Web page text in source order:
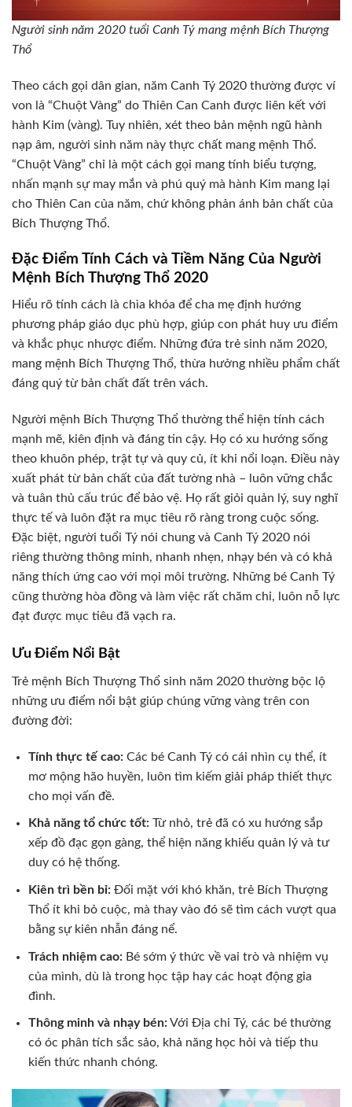
Người sinh năm 2020 tuổi Canh Tý mang mệnh Bích Thượng
Thổ
Theo cách gọi dân gian, năm Canh Tý 2020 thường được ví
von là “Chuột Vàng” do Thiên Can Canh được liên kết với
hành Kim (vàng). Tuy nhiên, xét theo bản mệnh ngũ hành
nạp âm, người sinh năm này thực chất mang mệnh Thổ.
“Chuột Vàng” chỉ là một cách gọi mang tính biểu tượng,
nhấn mạnh sự may mắn và phú quý mà hành Kim mang lại
cho Thiên Can của năm, chứ không phản ánh bản chất của
Bích Thượng Thổ.
Đặc Điểm Tính Cách và Tiềm Năng Của Người
Mệnh Bích Thượng Thổ 2020
Hiểu rõ tính cách là chìa khóa để cha mẹ định hướng
phương pháp giáo dục phù hợp, giúp con phát huy ưu điểm
và khắc phục nhược điểm. Những đứa trẻ sinh năm 2020,
mang mệnh Bích Thượng Thổ, thừa hưởng nhiều phẩm chất
đáng quý từ bản chất đất trên vách.
Người mệnh Bích Thượng Thổ thường thể hiện tính cách
mạnh mẽ, kiên định và đáng tin cậy. Họ có xu hướng sống
theo khuôn phép, trật tự và quy củ, ít khi nổi loạn. Điều này
xuất phát từ bản chất của đất tường nhà – luôn vững chắc
và tuân thủ cấu trúc để bảo vệ. Họ rất giỏi quản lý, suy nghĩ
thực tế và luôn đặt ra mục tiêu rõ ràng trong cuộc sống.
Đặc biệt, người tuổi Tý nói chung và Canh Tý 2020 nói
riêng thường thông minh, nhanh nhẹn, nhạy bén và có khả
năng thích ứng cao với mọi môi trường. Những bé Canh Tý
cũng thường hòa đồng và làm việc rất chăm chỉ, luôn nỗ lực
đạt được mục tiêu đã vạch ra.
Ưu Điểm Nổi Bật
Trẻ mệnh Bích Thượng Thổ sinh năm 2020 thường bộc lộ
những ưu điểm nổi bật giúp chúng vững vàng trên con
đường đời:
Tính thực tế cao:Các bé Canh Tý có cái nhìn cụ thể, ít
mơ mộng hão huyền, luôn tìm kiếm giải pháp thiết thực
cho mọi vấn đề.
Khả năng tổ chức tốt:Từ nhỏ, trẻ đã có xu hướng sắp
xếp đồ đạc gọn gàng, thể hiện năng khiếu quản lý và tư
duy có hệ thống.
Kiên trì bền bỉ:Đối mặt với khó khăn, trẻ Bích Thượng
Thổ ít khi bỏ cuộc, mà thay vào đó sẽ tìm cách vượt qua
bằng sự kiên nhẫn đáng nể.
Trách nhiệm cao:Bé sớm ý thức về vai trò và nhiệm vụ
của mình, dù là trong học tập hay các hoạt động gia
đình.
Thông minh và nhạy bén:Với Địa chi Tý, các bé thường
có óc phân tích sắc sảo, khả năng học hỏi và tiếp thu
kiến thức nhanh chóng.